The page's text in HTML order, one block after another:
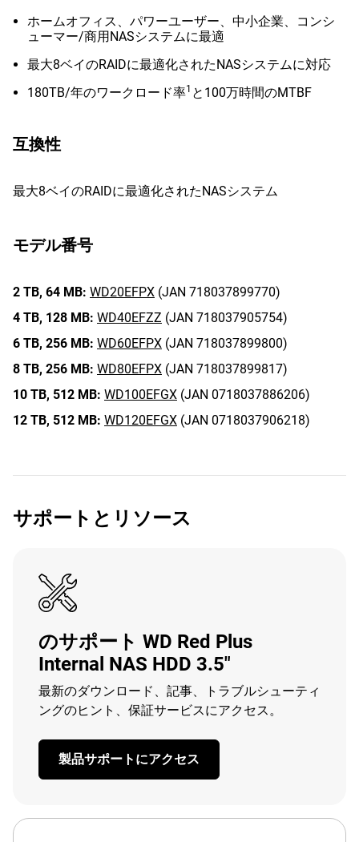
ホームオフィス、パワーユーザー、中小企業、コンシ
ューマー/商用NASシステムに最適
最大8ベイのRAIDに最適化されたNASシステムに対応
180TB/年のワークロード率1 と100万時間のMTBF
互換性
最大8ベイのRAIDに最適化されたNASシステム
モデル番号
2 TB, 64 MB: WD20EFPX (JAN 718037899770)
4 TB, 128 MB: WD40EFZZ (JAN 718037905754)
6 TB, 256 MB: WD60EFPX (JAN 718037899800)
8 TB, 256 MB: WD80EFPX (JAN 718037899817)
10 TB, 512 MB: WD100EFGX (JAN 0718037886206)
12 TB, 512 MB: WD120EFGX (JAN 0718037906218)
サポートとリソース
のサポート WD Red Plus
Internal NAS HDD 3.5"
最新のダウンロード、記事、トラブルシューティ
ングのヒント、保証サービスにアクセス。
製品サポートにアクセス